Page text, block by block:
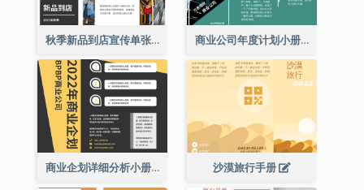
秋季新品到店宣传单张(附图) 商业公司年度计划小册子
商业企划详细分析小册子 沙漠旅行手册